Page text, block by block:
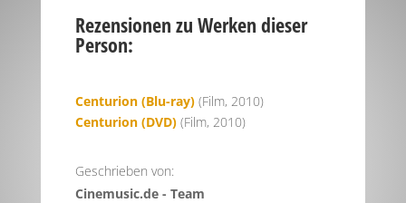
Rezensionen zu Werken dieser
Person:
Centurion (Blu-ray)(Film, 2010)
Centurion (DVD)(Film, 2010)
Geschrieben von:
Cinemusic.de - Team